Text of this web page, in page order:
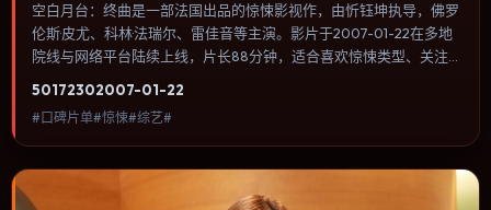
空白月台：终曲是一部法国出品的惊悚影视作，由忻钰坤执导，佛罗
伦斯·皮尤、科林·法瑞尔、雷佳音等主演。影片于2007-01-22在多地
院线与网络平台陆续上线，片长88分钟，适合喜欢惊悚类型、关注
视听语言统一，可作为休闲观影或类型片补片的选择。
50172302007-01-22
#口碑片单#惊悚#综艺#